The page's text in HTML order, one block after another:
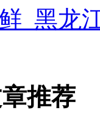
_黑龙
推荐